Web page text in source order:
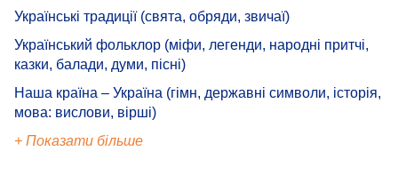
Українські традиції (свята, обряди, звичаї)
Український фольклор (міфи, легенди, народні притчі,
казки, балади, думи, пісні)
Наша країна – Україна (гімн, державні символи, історія,
мова: вислови, вірші)
+ Показати більше